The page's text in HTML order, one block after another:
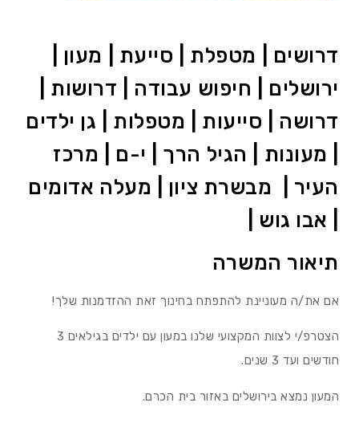
דרושים | מטפלת | סייעת | מעון |
ירושלים | חיפוש עבודה | דרושות |
דרושה | סייעות | מטפלות | גן ילדים
| מעונות | הגיל הרך | י-ם | מרכז
העיר | מבשרת ציון | מעלה אדומים
| אבו גוש |
תיאור המשרה
אם את/ה מעוניינת להתפתח בחינוך זאת ההזדמנות שלך!
הצטרפ/י לצוות המקצועי שלנו במעון עם ילדים בגילאים 3
חודשים ועד 3 שנים.
המעון נמצא בירושלים באזור בית הכרם.